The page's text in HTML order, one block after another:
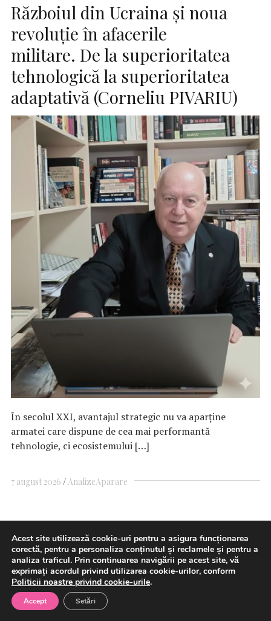
Războiul din Ucraina și noua
revoluție în afacerile
militare. De la superioritatea
tehnologică la superioritatea
adaptativă (Corneliu PIVARIU)
În secolul XXI, avantajul strategic nu va aparține
armatei care dispune de cea mai performantă
tehnologie, ci ecosistemului […]
7 august 2026 AnalizeAparare
Ministerul Energiei anunţă că a
emis o alertă timpurie către
Comisia Europeană în contextul
secetei hidrologice severe: În
Acest site utilizează cookie-uri pentru a asigura funcționarea
corectă, pentru a personaliza conținutul și reclamele și pentru a
analiza traficul. Prin continuarea navigării pe acest site, vă
exprimați acordul privind utilizarea cookie-urilor, conform
Politicii noastre privind cookie-urile.
Accept Setări